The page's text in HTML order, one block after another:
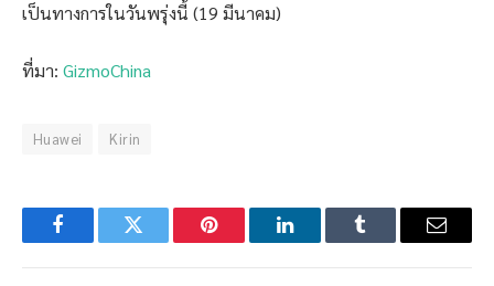
เป็นทางการในวันพรุ่งนี้ (19 มีนาคม)
ที่มา: GizmoChina
Huawei Kirin
FacebookTwitter Pinterest LinkedInTumblr Email